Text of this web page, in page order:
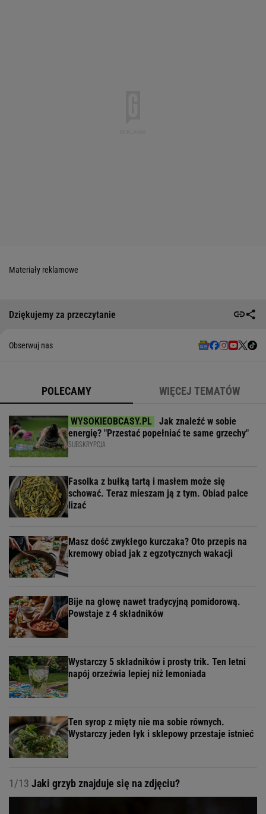
Materiały reklamowe
Dziękujemy za przeczytanie
Obserwuj nas
POLECAMY WIĘCEJ TEMATÓW
Jak znaleźć w sobie
energię? "Przestać popełniać te same grzechy"
SUBSKRYPCJA
Fasolka z bułką tartą i masłem może się
schować. Teraz mieszam ją z tym. Obiad palce
lizać
Masz dość zwykłego kurczaka? Oto przepis na
kremowy obiad jak z egzotycznych wakacji
Bije na głowę nawet tradycyjną pomidorową.
Powstaje z 4 składników
Wystarczy 5 składników i prosty trik. Ten letni
napój orzeźwia lepiej niż lemoniada
Ten syrop z mięty nie ma sobie równych.
Wystarczy jeden łyk i sklepowy przestaje istnieć
1/13 Jaki grzyb znajduje się na zdjęciu?